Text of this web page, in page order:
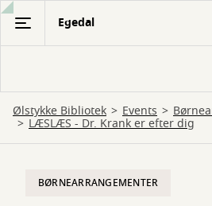
Gå
hovedindhold
Egedal
Ølstykke Bibliotek Events
LÆSLÆS - Dr. Krank er efter dig
BØRNEARRANGEMENTER